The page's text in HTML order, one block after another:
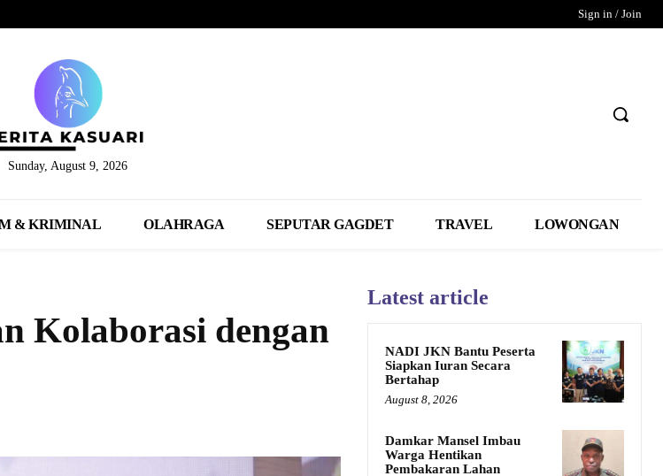
Sign in / Join
Sunday, August 9, 2026
& KRIMINAL OLAHRAGA SEPUTAR GAGDET TRAVEL LOWONGAN
Kolaborasi dengan
Latest article
NADI JKN Bantu Peserta
Siapkan Iuran Secara
Bertahap
August 8, 2026
Damkar Mansel Imbau
Warga Hentikan
Pembakaran Lahan